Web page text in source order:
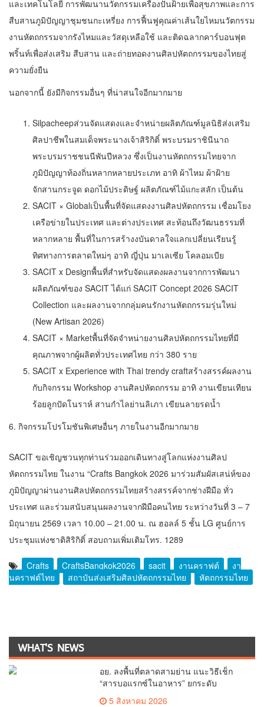
และเทคโนโลยี การพัฒนานวัตกรรมเครื่องปั่นฝ้ายเพื่อสุขภาพและการ
สืบสานภูมิปัญญาชุมชนกะเหรี่ยง การฟื้นฟูคุณค่าเส้นใยไหมนวัตกรรม
งานหัตถกรรมจากรังไหมและวัสดุเหลือใช้ และติดฉลากคาร์บอนฟุต
พริ้นท์เพื่อส่งเสริม สืบสาน และถ่ายทอดงานศิลปหัตถกรรมของไทยสู่
ความยั่งยืน
นอกจากนี้ ยังมีกิจกรรมอื่นๆ ที่น่าสนใจอีกมากมาย
Silpacheepส่วนจัดแสดงและจำหน่ายผลิตภัณฑ์มูลนิธิส่งเสริม
ศิลปาชีพในสมเด็จพระนางเจ้าสิริกิติ์ พระบรมราชินีนาถ
พระบรมราชชนนีพันปีหลวง ซึ่งเป็นงานหัตถกรรมไทยจาก
ภูมิปัญญาท้องถิ่นหลากหลายประเภท อาทิ ผ้าไหม ผ้าฝ้าย
จักสานกระจูด ดอกไม้ประดิษฐ์ ผลิตภัณฑ์ไม้แกะสลัก เป็นต้น
SACIT × Globalเป็นพื้นที่จัดแสดงงานศิลปหัตถกรรม เชื่อมโยง
เครือข่ายในประเทศ และต่างประเทศ สะท้อนถึงวัฒนธรรมที่
หลากหลาย พื้นที่ในการสร้างงบันดาลใจแลกเปลี่ยนเรียนรู้
ทิศทางการตลาดใหม่ๆ อาทิ ญี่ปุ่น มาเลเซีย โคลอมเบีย
SACIT x Designพื้นที่สำหรับจัดแสดงผลงานจากการพัฒนา
ผลิตภัณฑ์ของ SACIT ได้แก่ SACIT Concept 2026 SACIT
Collection และผลงานจากกลุ่มคนรักงานหัตถกรรมรุ่นใหม่
(New Artisan 2026)
SACIT × Marketพื้นที่จัดจำหน่ายงานศิลปหัตถกรรมไทยที่มี
คุณภาพจากผู้ผลิตทั่วประเทศไทย กว่า 380 ราย
SACIT x Experience with Thai trendy craftสร้างสรรค์ผลงาน
กับกิจกรรม Workshop งานศิลปหัตถกรรม อาทิ งานเขียนเทียน
ร้อยลูกปัดโนราห์ สานกำไลย่านลิเภา เขียนลายรดน้ำ
6. กิจกรรมโปรโมชันพิเศษอื่นๆ ภายในงานอีกมากมาย
SACIT ขอเชิญชวนทุกท่านร่วมออกเดินทางสู่โลกแห่งงานศิลป
หัตถกรรมไทย ในงาน “Crafts Bangkok 2026 มาร่วมสัมผัสเสน่ห์ของ
ภูมิปัญญาผ่านงานศิลปหัตถกรรมไทยสร้างสรรค์จากช่างฝีมือ ทั่ว
ประเทศ และร่วมสนับสนุนผลงานจากฝีมือคนไทย ระหว่างวันที่ 3 – 7
มิถุนายน 2569 เวลา 10.00 – 21.00 น. ณ ฮอลล์ 5 ชั้น LG ศูนย์การ
ประชุมแห่งชาติสิริกิติ์ สอบถามเพิ่มเติมโทร. 1289
Crafts CraftsBangkok2026 sacit งานคราฟต์
งา
นคราฟต์ไทย
สถาบันส่งเสริมศิลปหัตถกรรมไทย หัตถกรรมไทย
WHAT'S NEWS
อย. ลงพื้นที่ตลาดสามย่าน แนะวิธีเช็ก
“สารบอแรกซ์ในอาหาร” ยกระดับ
ตลาดสดปลอดภัยเพื่อผู้บริโภค
5 สิงหาคม 2026